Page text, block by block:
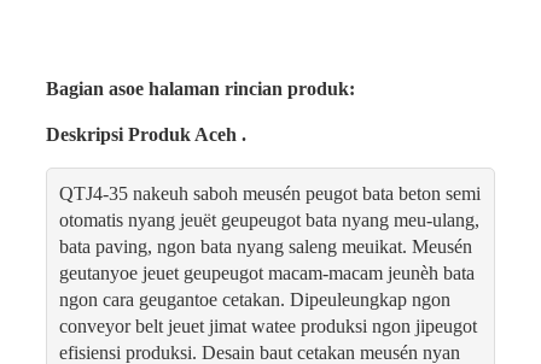
Bagian asoe halaman rincian produk:
Deskripsi Produk Aceh .
QTJ4-35 nakeuh saboh meusén peugot bata beton semi
otomatis nyang jeuët geupeugot bata nyang meu-ulang,
bata paving, ngon bata nyang saleng meuikat. Meusén
geutanyoe jeuet geupeugot macam-macam jeunèh bata
ngon cara geugantoe cetakan. Dipeuleungkap ngon
conveyor belt jeuet jimat watee produksi ngon jipeugot
efisiensi produksi. Desain baut cetakan meusén nyan